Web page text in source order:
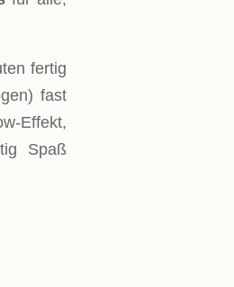
fertig
fast
Effekt,
Spaß